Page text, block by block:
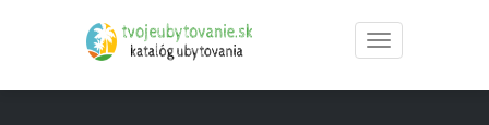
Toggle
navigation